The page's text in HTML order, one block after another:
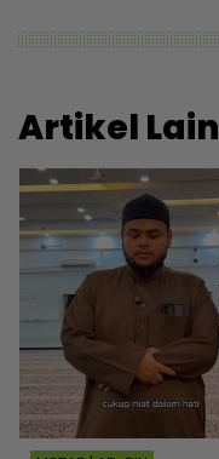
Artikel Lain